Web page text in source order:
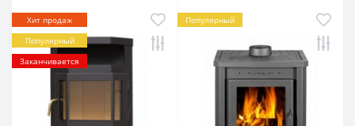
Хит продаж
Популярный
Заканчивается
Популярный